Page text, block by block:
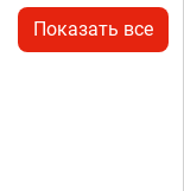
Показать все